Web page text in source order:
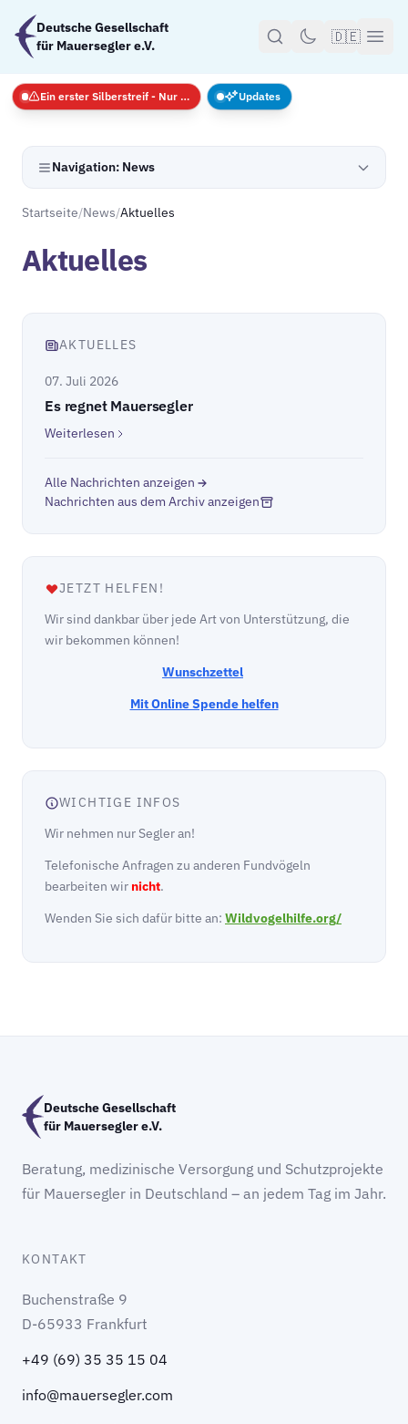
Zum Hauptinhalt springen
Deutsche Gesellschaft
für Mauersegler e.V.
🇩🇪
Navigation: News
Startseite/News/Aktuelles
Aktuelles
AKTUELLES
07. Juli 2026
Es regnet Mauersegler
Weiterlesen
Alle Nachrichten anzeigen
Nachrichten aus dem Archiv anzeigen
JETZT HELFEN!
Wir sind dankbar über jede Art von Unterstützung, die
wir bekommen können!
Wunschzettel
Mit Online Spende helfen
WICHTIGE INFOS
Wir nehmen nur Segler an!
Telefonische Anfragen zu anderen Fundvögeln
bearbeiten wir nicht.
Wenden Sie sich dafür bitte an: Wildvogelhilfe.org/
Deutsche Gesellschaft
für Mauersegler e.V.
Beratung, medizinische Versorgung und Schutzprojekte
für Mauersegler in Deutschland – an jedem Tag im Jahr.
KONTAKT
Buchenstraße 9
D-65933 Frankfurt
+49 (69) 35 35 15 04
info@mauersegler.com
Ein erster Silberstreif - Nur Notfälle Updates